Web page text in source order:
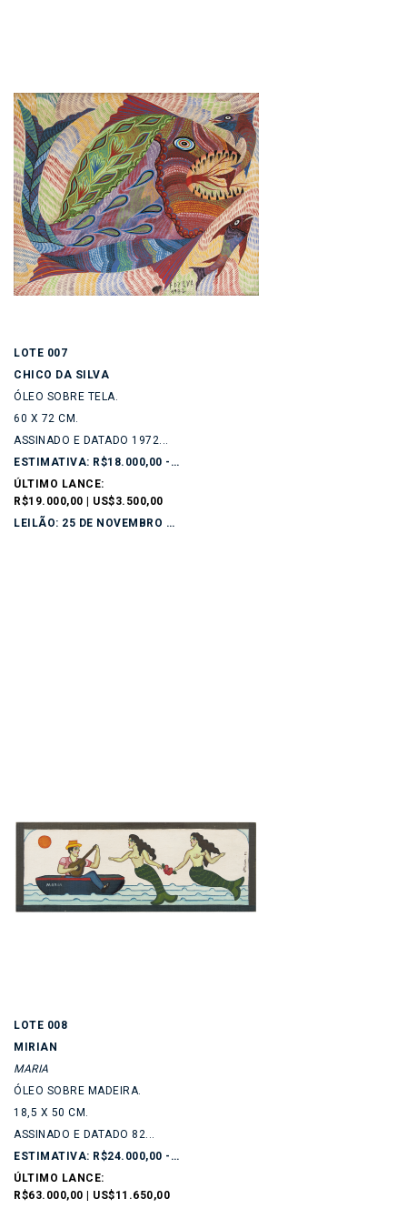
LOTE 007
CHICO DA SILVA
ÓLEO SOBRE TELA.
60 X 72 CM.
ASSINADO E DATADO 1972...
ESTIMATIVA: R$18.000,00 - R$24.000,00
ÚLTIMO LANCE:
R$19.000,00 | US$3.500,00
LEILÃO: 25 DE NOVEMBRO DE 2025
LOTE 008
MIRIAN
MARIA
ÓLEO SOBRE MADEIRA.
18,5 X 50 CM.
ASSINADO E DATADO 82...
ESTIMATIVA: R$24.000,00 - R$28.000,00
ÚLTIMO LANCE:
R$63.000,00 | US$11.650,00